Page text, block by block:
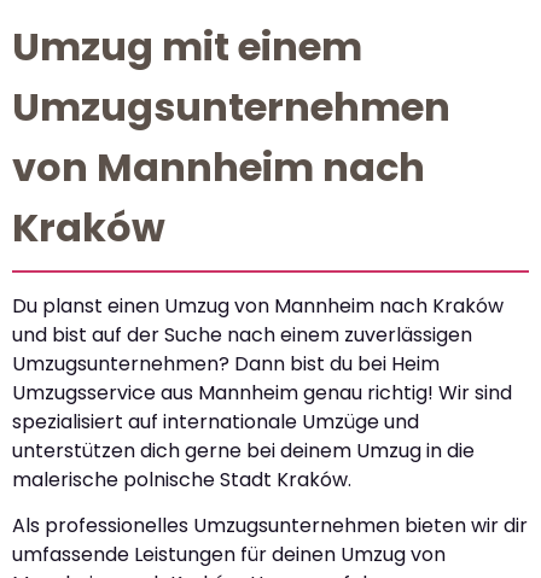
Umzug mit einem
Umzugsunternehmen
von Mannheim nach
Kraków
Du planst einen Umzug von Mannheim nach Kraków
und bist auf der Suche nach einem zuverlässigen
Umzugsunternehmen? Dann bist du bei Heim
Umzugsservice aus Mannheim genau richtig! Wir sind
spezialisiert auf internationale Umzüge und
unterstützen dich gerne bei deinem Umzug in die
malerische polnische Stadt Kraków.
Als professionelles Umzugsunternehmen bieten wir dir
umfassende Leistungen für deinen Umzug von